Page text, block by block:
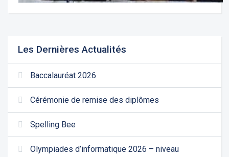
Les Dernières Actualités
Baccalauréat 2026
Cérémonie de remise des diplômes
Spelling Bee
Olympiades d’informatique 2026 – niveau